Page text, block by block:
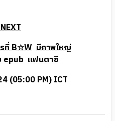
ที่ B☆W มีภาพใหญ่
epub แฟนตาซี
(05:00 PM) ICT